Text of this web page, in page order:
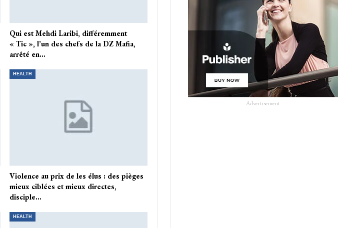
Qui est Mehdi Laribi, différemment
« Tic », l’un des chefs de la DZ Mafia,
arrêté en…
HEALTH
Violence au prix de les élus : des pièges
mieux ciblées et mieux directes,
disciple…
HEALTH
- Advertisement -